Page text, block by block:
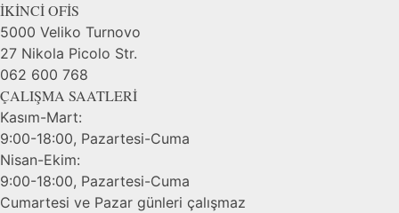
İKİNCİ OFİS
5000 Veliko Turnovo
27 Nikola Picolo Str.
062 600 768
ÇALIŞMA SAATLERİ
Kasım-Mart:
9:00-18:00, Pazartesi-Cuma
Nisan-Ekim:
9:00-18:00, Pazartesi-Cuma
Cumartesi ve Pazar günleri çalışmaz